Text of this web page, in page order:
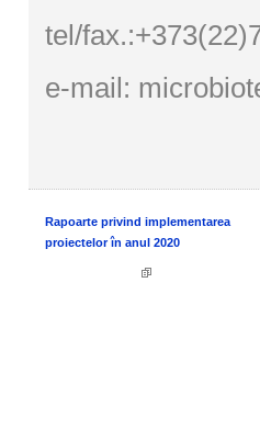
tel/
e-mail:
Rapoarte privind implementarea
proiectelor în anul 2020